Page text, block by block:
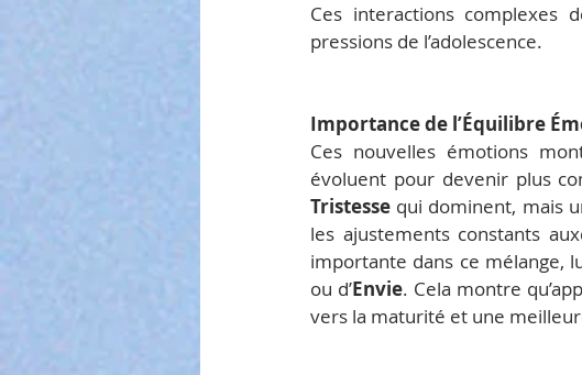
Ces interactions complexes
pressions de l’adolescence.
Importance de l’Équilibre
Ces nouvelles émotions
évoluent pour devenir plus
Tristesse qui dominent, mais
les ajustements constants
importante dans ce mélange,
ou d’Envie. Cela montre
vers la maturité et une